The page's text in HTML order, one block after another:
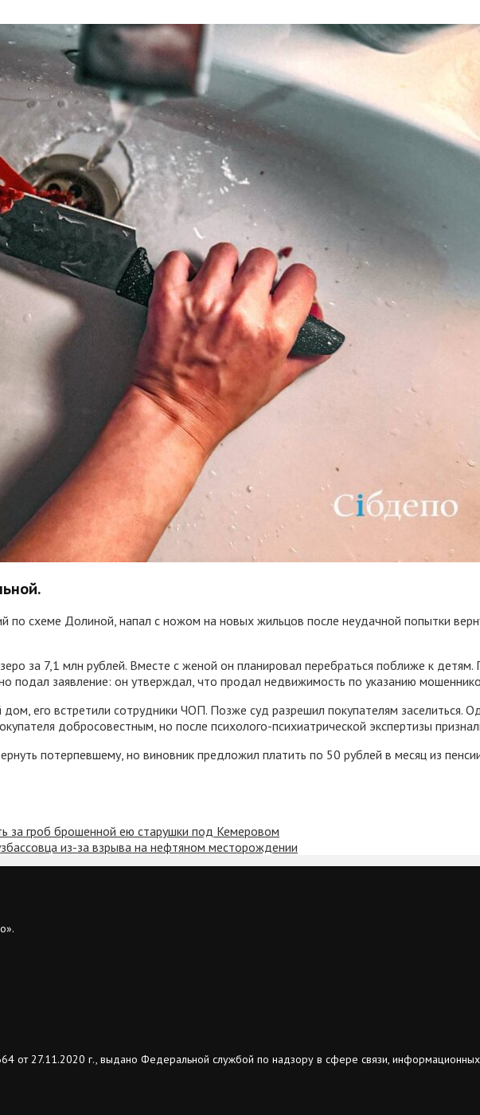
по схеме Долиной, напал с ножом на новых жильцов после неудачной попытки
за 7,1 млн рублей. Вместе с женой он планировал перебраться поближе к
подал заявление: он утверждал, что продал недвижимость по указанию
его встретили сотрудники ЧОП. Позже суд разрешил покупателям заселиться.
добросовестным, но после психолого-психиатрической экспертизы
потерпевшему, но виновник предложил платить по 50 рублей в месяц из
за гроб брошенной ею старушки под Кемеровом
из-за взрыва на нефтяном месторождении
27.11.2020 г., выдано Федеральной службой по надзору в сфере связи, информационных